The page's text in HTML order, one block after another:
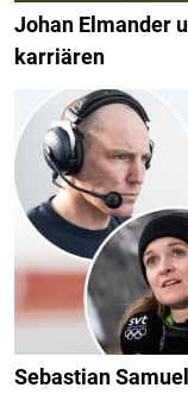
Johan Elmander
karriären
Sebastian